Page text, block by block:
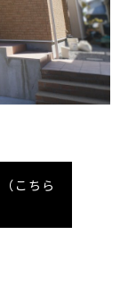
（こちら